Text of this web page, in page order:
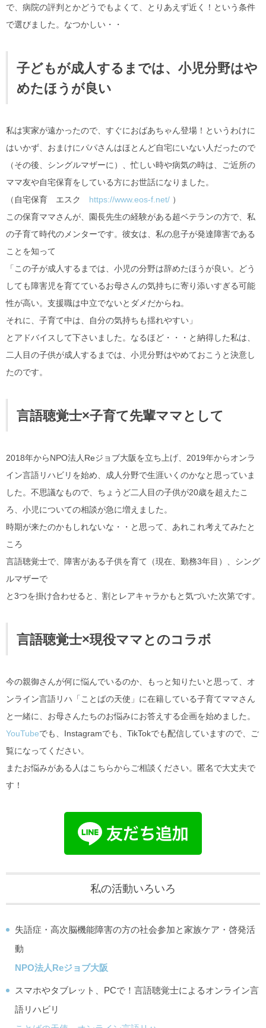
で、病院の評判とかどうでもよくて、とりあえず近く！という条件
で選びました。なつかしい・・
子どもが成人するまでは、小児分野はや
めたほうが良い
私は実家が遠かったので、すぐにおばあちゃん登場！というわけに
はいかず、おまけにパパさんはほとんど自宅にいない人だったので
（その後、シングルマザーに）、忙しい時や病気の時は、ご近所の
ママ友や自宅保育をしている方にお世話になりました。
（自宅保育 エスク https://www.eos-f.net/ ）
この保育ママさんが、園長先生の経験がある超ベテランの方で、私
の子育て時代のメンターです。彼女は、私の息子が発達障害である
ことを知って
「この子が成人するまでは、小児の分野は辞めたほうが良い。どう
しても障害児を育てているお母さんの気持ちに寄り添いすぎる可能
性が高い。支援職は中立でないとダメだからね。
それに、子育て中は、自分の気持ちも揺れやすい」
とアドバイスして下さいました。なるほど・・・と納得した私は、
二人目の子供が成人するまでは、小児分野はやめておこうと決意し
たのです。
言語聴覚士×子育て先輩ママとして
2018年からNPO法人Reジョブ大阪を立ち上げ、2019年からオンラ
イン言語リハビリを始め、成人分野で生涯いくのかなと思っていま
した。不思議なもので、ちょうど二人目の子供が20歳を超えたこ
ろ、小児についての相談が急に増えました。
時期が来たのかもしれないな・・と思って、あれこれ考えてみたと
ころ
言語聴覚士で、障害がある子供を育て（現在、勤務3年目）、シング
ルマザーで
と3つを掛け合わせると、割とレアキャラかもと気づいた次第です。
言語聴覚士×現役ママとのコラボ
今の親御さんが何に悩んでいるのか、もっと知りたいと思って、オ
ンライン言語リハ「ことばの天使」に在籍している子育てママさん
と一緒に、お母さんたちのお悩みにお答えする企画を始めました。
YouTubeでも、Instagramでも、TikTokでも配信していますので、ご
覧になってください。
またお悩みがある人はこちらからご相談ください。匿名で大丈夫で
す！
私の活動いろいろ
失語症・高次脳機能障害の方の社会参加と家族ケア・啓発活
動
NPO法人Reジョブ大阪
スマホやタブレット、PCで！言語聴覚士によるオンライン言
語リハビリ